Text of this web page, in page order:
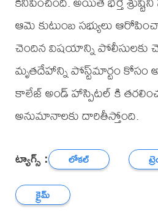
ఆమె కుటుంబ సభ్యులు
చెందిన విషయాన్ని పోలీసులకు
మృతదేహాన్ని పోస్ట్‌మార్టం
కాలేజ్ అండ్ హాస్పిటల్ కి
అనుమానాలకు దారితీస్తోంది.
ట్యాగ్స్ : లోకల్
క్రైమ్